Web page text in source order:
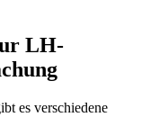
LH-
es verschiedene